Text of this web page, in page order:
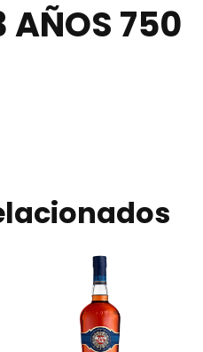
AÑOS 750